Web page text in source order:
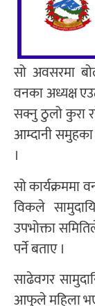
सो अवसरमा
वनका अध्यक्ष
सक्नु ठुलो कुरा
आम्दानी
।
सो कार्यक्रममा
विकले
उपभोक्ता
पर्ने बताए ।
साढेवगर
आफुले महिला